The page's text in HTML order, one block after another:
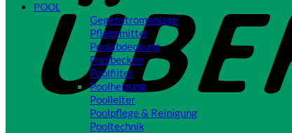
POOL
Gegenstromanlage
Pflegemittel
Poolabdeckung
Poolbecken
Poolfilter
Poolheizung
Poolleiter
Poolpflege & Reinigung
Pooltechnik